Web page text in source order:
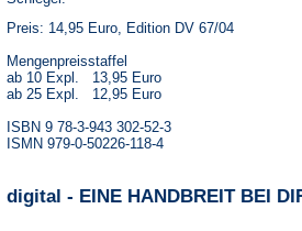
Preis: 14,95 Euro, Edition DV 67/04
Mengenpreisstaffel
ab 10 Expl. 13,95 Euro
ab 25 Expl. 12,95 Euro
ISBN 9 78-3-943 302-52-3
ISMN 979-0-50226-118-4
digital - EINE HANDBREIT BEI